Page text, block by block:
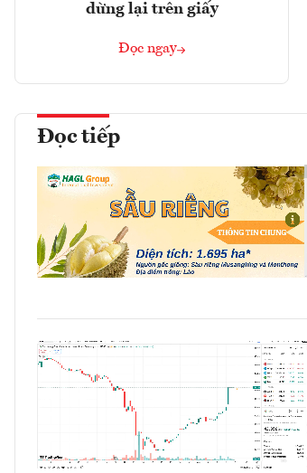
dừng lại trên giấy
Đọc ngay
Đọc tiếp